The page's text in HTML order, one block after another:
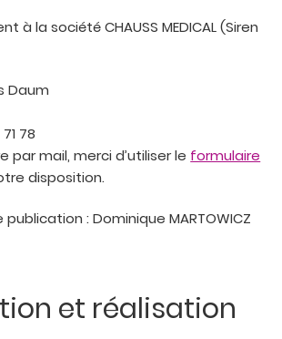
à la société CHAUSS MEDICAL (Siren
Daum
78
par mail, merci d’utiliser le formulaire
disposition.
: Dominique MARTOWICZ
et réalisation